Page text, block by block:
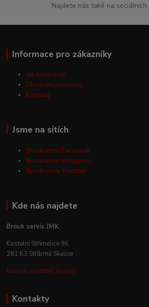
Najdete nás také na sociálních
Informace pro zákazníky
Jak nakupovat
Obchodní podmínky
Kontakty
Jsme na sítích
Broukservis Facebook
Broukservis Instagram
Broukservis Youtube
Kde nás najdete
Brouk servis JMK
Kostelní Střimelice 96
281 63 Stříbrná Skalice
Kde nás najdete? (mapa)
Kontakty